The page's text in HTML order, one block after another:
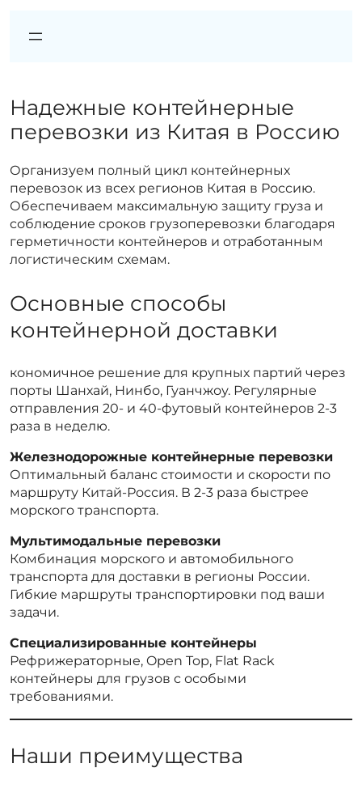
Надежные контейнерные
перевозки из Китая в Россию
Организуем полный цикл контейнерных
перевозок из всех регионов Китая в Россию.
Обеспечиваем максимальную защиту груза и
соблюдение сроков грузоперевозки благодаря
герметичности контейнеров и отработанным
логистическим схемам.
Основные способы
контейнерной доставки
кономичное решение для крупных партий через
порты Шанхай, Нинбо, Гуанчжоу. Регулярные
отправления 20- и 40-футовый контейнеров 2-3
раза в неделю.
Железнодорожные контейнерные перевозки
Оптимальный баланс стоимости и скорости по
маршруту Китай-Россия. В 2-3 раза быстрее
морского транспорта.
Мультимодальные перевозки
Комбинация морского и автомобильного
транспорта для доставки в регионы России.
Гибкие маршруты транспортировки под ваши
задачи.
Специализированные контейнеры
Рефрижераторные, Open Top, Flat Rack
контейнеры для грузов с особыми
требованиями.
Наши преимущества